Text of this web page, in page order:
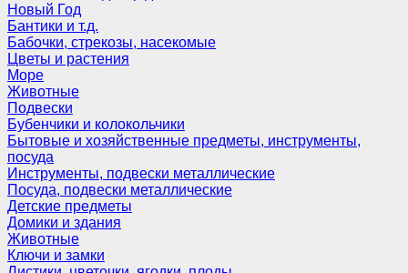
Новый Год
Бантики и т.д.
Бабочки, стрекозы, насекомые
Цветы и растения
Море
Животные
Подвески
Бубенчики и колокольчики
Бытовые и хозяйственные предметы, инструменты,
посуда
Инструменты, подвески металлические
Посуда, подвески металлические
Детские предметы
Домики и здания
Животные
Ключи и замки